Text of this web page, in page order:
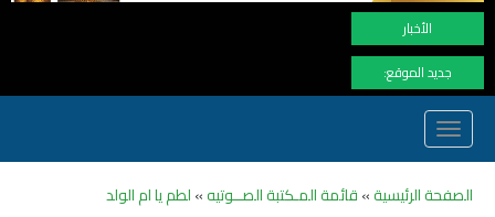
الأخبار
جديد الموقع:
Toggle
navigation
الصفحة الرئيسية»قائمة المـكتبة الصــوتيه»لطم يا ام الولد